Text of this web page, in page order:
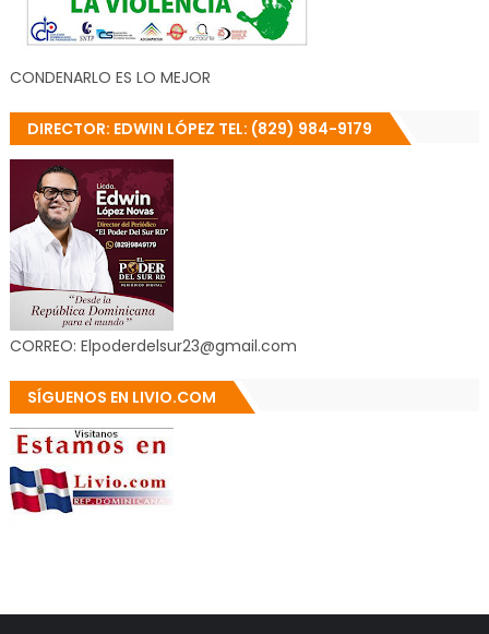
CONDENARLO ES LO MEJOR
DIRECTOR: EDWIN LÓPEZ TEL: (829) 984-9179
CORREO: Elpoderdelsur23@gmail.com
SÍGUENOS EN LIVIO.COM